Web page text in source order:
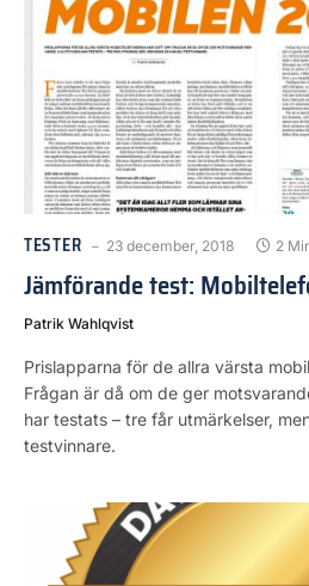
TESTER 23 december, 2018 2
Jämförande test:
Patrik Wahlqvist
Prislapparna för de allra värsta
Frågan är då om de ger
har testats – tre får utmärkelser,
testvinnare.